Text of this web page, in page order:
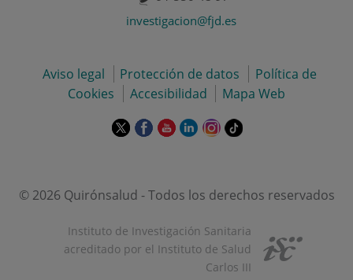
investigacion@fjd.es
Aviso legal Protección de datos
Política de
Cookies
Accesibilidad Mapa Web
Este
en
ventana
nueva.
Este
en
ventana
nueva.
Este
en
ventana
Este
en
ventana
nueva.
Este
en
ventana
nueva.
Enlace
externa.
© 2026 Quirónsalud - Todos los derechos reservados
Instituto de Investigación Sanitaria
acreditado por el Instituto de Salud
Carlos III